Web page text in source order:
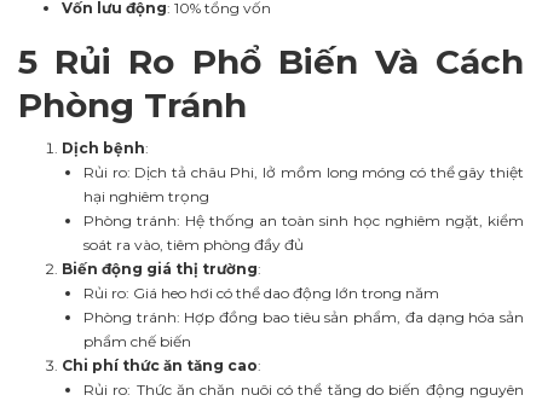
Vốn lưu động: 10% tổng vốn
5 Rủi Ro Phổ Biến Và Cách
Phòng Tránh
Dịch bệnh:
Rủi ro: Dịch tả châu Phi, lở mồm long móng có thể gây thiệt
hại nghiêm trọng
Phòng tránh: Hệ thống an toàn sinh học nghiêm ngặt, kiểm
soát ra vào, tiêm phòng đầy đủ
Biến động giá thị trường:
Rủi ro: Giá heo hơi có thể dao động lớn trong năm
Phòng tránh: Hợp đồng bao tiêu sản phẩm, đa dạng hóa sản
phẩm chế biến
Chi phí thức ăn tăng cao:
Rủi ro: Thức ăn chăn nuôi có thể tăng do biến động nguyên